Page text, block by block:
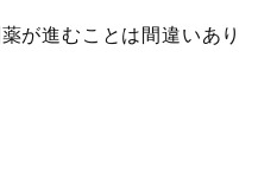
が進むことは間違いあり